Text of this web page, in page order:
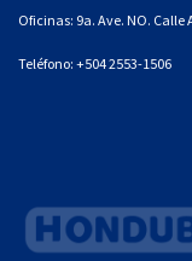
Oficinas: 9a. Ave. NO. Calle
Teléfono: +504 2553-1506